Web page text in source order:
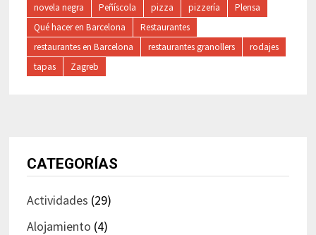
novela negra
Peñíscola pizza pizzería
Plensa
Qué hacer en Barcelona
Restaurantes
restaurantes en Barcelona
restaurantes granollers
rodajes
tapas
Zagreb
CATEGORÍAS
Actividades (29)
Alojamiento (4)